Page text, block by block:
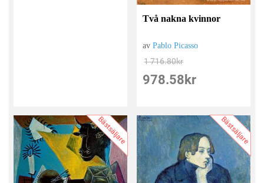
Två nakna kvinnor
avPablo Picasso
1 716.80kr
978.58 kr
Bästsäljare Bästsäljare